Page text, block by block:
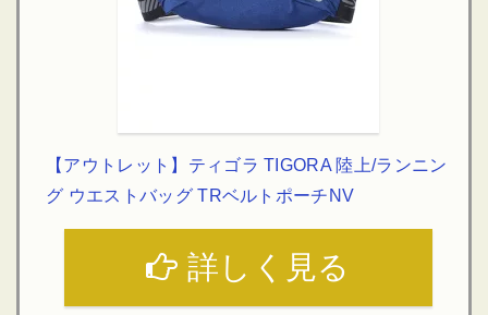
【アウトレット】ティゴラ TIGORA 陸上/ランニン
グ ウエストバッグ TRベルトポーチNV
詳しく見る